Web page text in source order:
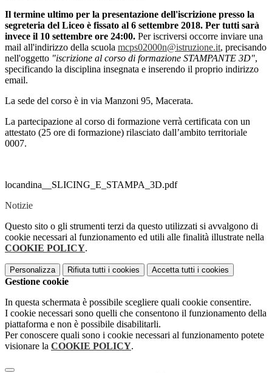
Il termine ultimo per la presentazione dell'iscrizione presso la
segreteria del Liceo è fissato al 6 settembre 2018. Per tutti sarà
invece il 10 settembre ore 24:00. Per iscriversi occorre inviare una
mail all'indirizzo della scuola mcps02000n@istruzione.it, precisando
nell'oggetto "iscrizione al corso di formazione STAMPANTE 3D",
specificando la disciplina insegnata e inserendo il proprio indirizzo
email.
La sede del corso è in via Manzoni 95, Macerata.
La partecipazione al corso di formazione verrà certificata con un
attestato (25 ore di formazione) rilasciato dall’ambito territoriale
0007.
locandina__SLICING_E_STAMPA_3D.pdf
Notizie
Questo sito o gli strumenti terzi da questo utilizzati si avvalgono di
cookie necessari al funzionamento ed utili alle finalità illustrate nella
COOKIE POLICY.
Personalizza Rifiuta tutti i cookies Accetta tutti i cookies
Gestione cookie
In questa schermata è possibile scegliere quali cookie consentire.
I cookie necessari sono quelli che consentono il funzionamento della
piattaforma e non è possibile disabilitarli.
Per conoscere quali sono i cookie necessari al funzionamento potete
visionare la COOKIE POLICY.